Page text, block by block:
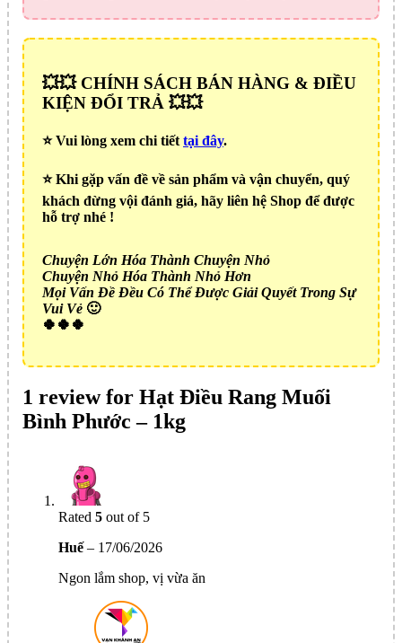
💥💥 CHÍNH SÁCH BÁN HÀNG & ĐIỀU
KIỆN ĐỔI TRẢ 💥💥
⭐️ Vui lòng xem chi tiết tại đây.
⭐️ Khi gặp vấn đề về sản phẩm và vận chuyển, quý
khách đừng vội đánh giá, hãy liên hệ Shop để được
hỗ trợ nhé !
Chuyện Lớn Hóa Thành Chuyện Nhỏ
Chuyện Nhỏ Hóa Thành Nhỏ Hơn
Mọi Vấn Đề Đều Có Thể Được Giải Quyết Trong Sự
Vui Vẻ 🙂
🍀🍀🍀
1 review for Hạt Điều Rang Muối
Bình Phước – 1kg
Rated 5 out of 5
Huế– 17/06/2026
Ngon lắm shop, vị vừa ăn